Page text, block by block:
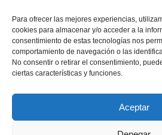
Para ofrecer las mejores experiencias,
cookies para almacenar y/o acceder a la
consentimiento de estas tecnologías nos
comportamiento de navegación o las
No consentir o retirar el consentimiento,
ciertas características y funciones.
Aceptar
Inicio Biblioteca
Esencia
Blog
Política
Aviso legal
Política de